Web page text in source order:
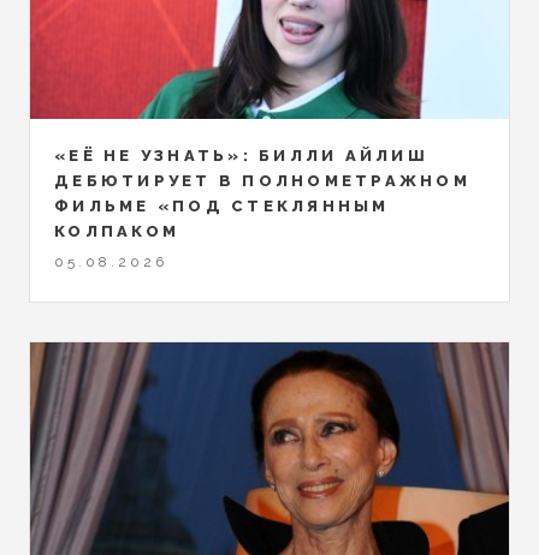
«ЕЁ НЕ УЗНАТЬ»: БИЛЛИ АЙЛИШ
ДЕБЮТИРУЕТ В ПОЛНОМЕТРАЖНОМ
ФИЛЬМЕ «ПОД СТЕКЛЯННЫМ
КОЛПАКОМ
05.08.2026